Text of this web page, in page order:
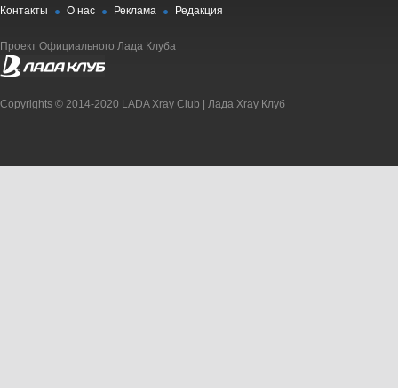
Контакты О нас Реклама Редакция
Проект Официального Лада Клуба
Copyrights © 2014-2020 LADA Xray Club | Лада Xray Клуб